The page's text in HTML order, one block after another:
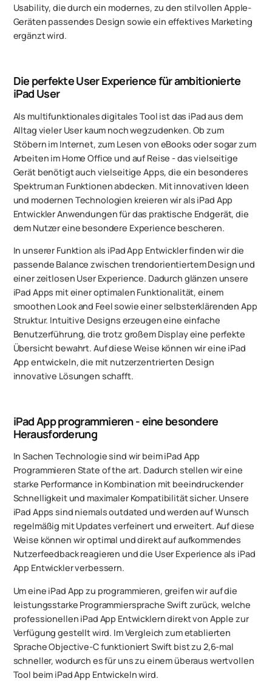
Usability, die durch ein modernes, zu den stilvollen Apple-
Geräten passendes Design sowie ein effektives Marketing
ergänzt wird.
Die perfekte User Experience für ambitionierte
iPad User
Als multifunktionales digitales Tool ist das iPad aus dem
Alltag vieler User kaum noch wegzudenken. Ob zum
Stöbern im Internet, zum Lesen von eBooks oder sogar zum
Arbeiten im Home Office und auf Reise - das vielseitige
Gerät benötigt auch vielseitige Apps, die ein besonderes
Spektrum an Funktionen abdecken. Mit innovativen Ideen
und modernen Technologien kreieren wir als iPad App
Entwickler Anwendungen für das praktische Endgerät, die
dem Nutzer eine besondere Experience bescheren.
In unserer Funktion als iPad App Entwickler finden wir die
passende Balance zwischen trendorientiertem Design und
einer zeitlosen User Experience. Dadurch glänzen unsere
iPad Apps mit einer optimalen Funktionalität, einem
smoothen Look and Feel sowie einer selbsterklärenden App
Struktur. Intuitive Designs erzeugen eine einfache
Benutzerführung, die trotz großem Display eine perfekte
Übersicht bewahrt. Auf diese Weise können wir eine iPad
App entwickeln, die mit nutzerzentrierten Design
innovative Lösungen schafft.
iPad App programmieren - eine besondere
Herausforderung
In Sachen Technologie sind wir beim iPad App
Programmieren State of the art. Dadurch stellen wir eine
starke Performance in Kombination mit beeindruckender
Schnelligkeit und maximaler Kompatibilität sicher. Unsere
iPad Apps sind niemals outdated und werden auf Wunsch
regelmäßig mit Updates verfeinert und erweitert. Auf diese
Weise können wir optimal und direkt auf aufkommendes
Nutzerfeedback reagieren und die User Experience als iPad
App Entwickler verbessern.
Um eine iPad App zu programmieren, greifen wir auf die
leistungsstarke Programmiersprache Swift zurück, welche
professionellen iPad App Entwicklern direkt von Apple zur
Verfügung gestellt wird. Im Vergleich zum etablierten
Sprache Objective-C funktioniert Swift bist zu 2,6-mal
schneller, wodurch es für uns zu einem überaus wertvollen
Tool beim iPad App Entwickeln wird.